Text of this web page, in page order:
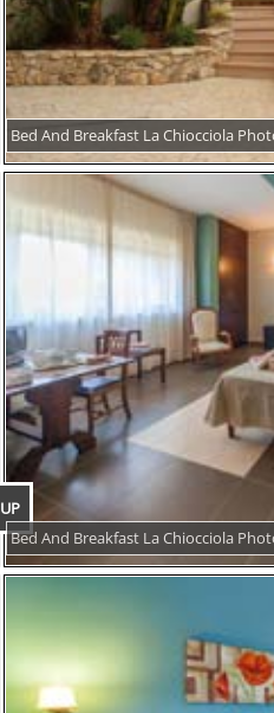
UP
Bed And Breakfast La Chiocciola
Bed And Breakfast La Chiocciola